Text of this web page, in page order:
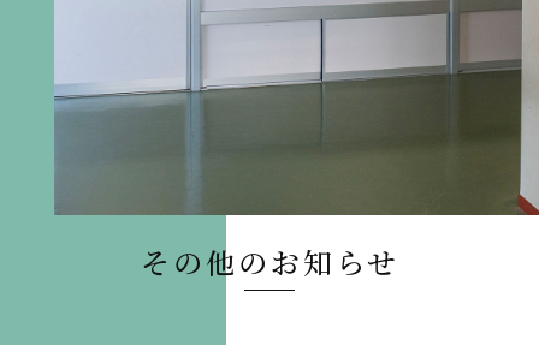
その他のお知らせ